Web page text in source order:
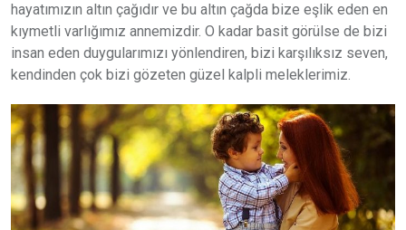
hayatımızın altın çağıdır ve bu altın çağda bize eşlik eden en
kıymetli varlığımız annemizdir. O kadar basit görülse de bizi
insan eden duygularımızı yönlendiren, bizi karşılıksız seven,
kendinden çok bizi gözeten güzel kalpli meleklerimiz.